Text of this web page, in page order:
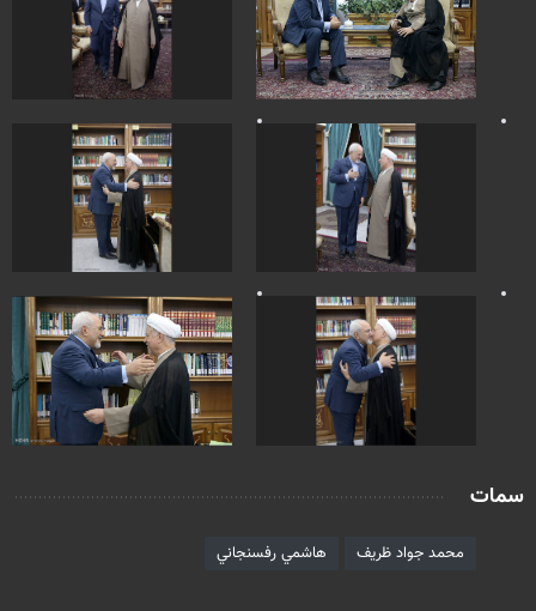
سمات
محمد جواد ظريف هاشمي رفسنجاني